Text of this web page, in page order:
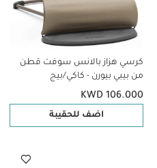
كرسي هزاز بالانس سوفت قطن
من بيبي بيورن - كاكي/بيج
KWD 106.000
اضف للحقيبة